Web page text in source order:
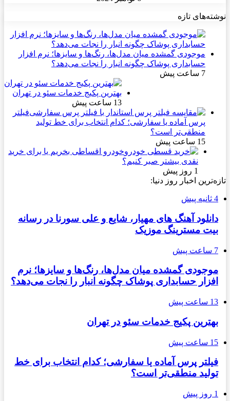
نوشته‌های تازه
موجودی گمشده میان مدل‌ها، رنگ‌ها و سایزها؛ نرم افزار
حسابداری پوشاک چگونه انبار را نجات می‌دهد؟
7 ساعت پیش
بهترین پکیج خدمات سئو در تهران
13 ساعت پیش
فیلتر
پرس آماده یا سفارشی؛ کدام انتخاب برای خط تولید
منطقی‌تر است؟
15 ساعت پیش
خودرو اقساطی بخریم یا برای خرید
نقدی بیشتر صبر کنیم؟
1 روز پیش
تازه‌ترین اخبار روز دنیا:
4 ثانیه پیش
دانلود آهنگ های مهیار، شایع و علی سورنا در رسانه
بیت مسترینگ موزیک
7 ساعت پیش
موجودی گمشده میان مدل‌ها، رنگ‌ها و سایزها؛ نرم
افزار حسابداری پوشاک چگونه انبار را نجات می‌دهد؟
13 ساعت پیش
بهترین پکیج خدمات سئو در تهران
15 ساعت پیش
فیلتر پرس آماده یا سفارشی؛ کدام انتخاب برای خط
تولید منطقی‌تر است؟
1 روز پیش